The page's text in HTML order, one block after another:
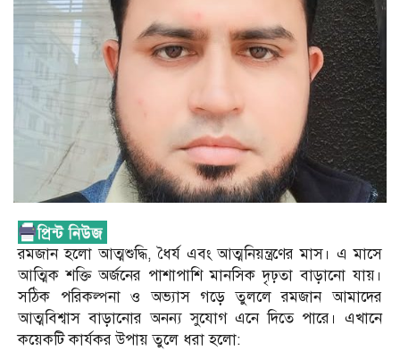
রমজান হলো আত্মশুদ্ধি, ধৈর্য এবং আত্মনিয়ন্ত্রণের মাস। এ মাসে
আত্মিক শক্তি অর্জনের পাশাপাশি মানসিক দৃঢ়তা বাড়ানো যায়।
সঠিক পরিকল্পনা ও অভ্যাস গড়ে তুললে রমজান আমাদের
আত্মবিশ্বাস বাড়ানোর অনন্য সুযোগ এনে দিতে পারে। এখানে
কয়েকটি কার্যকর উপায় তুলে ধরা হলো: